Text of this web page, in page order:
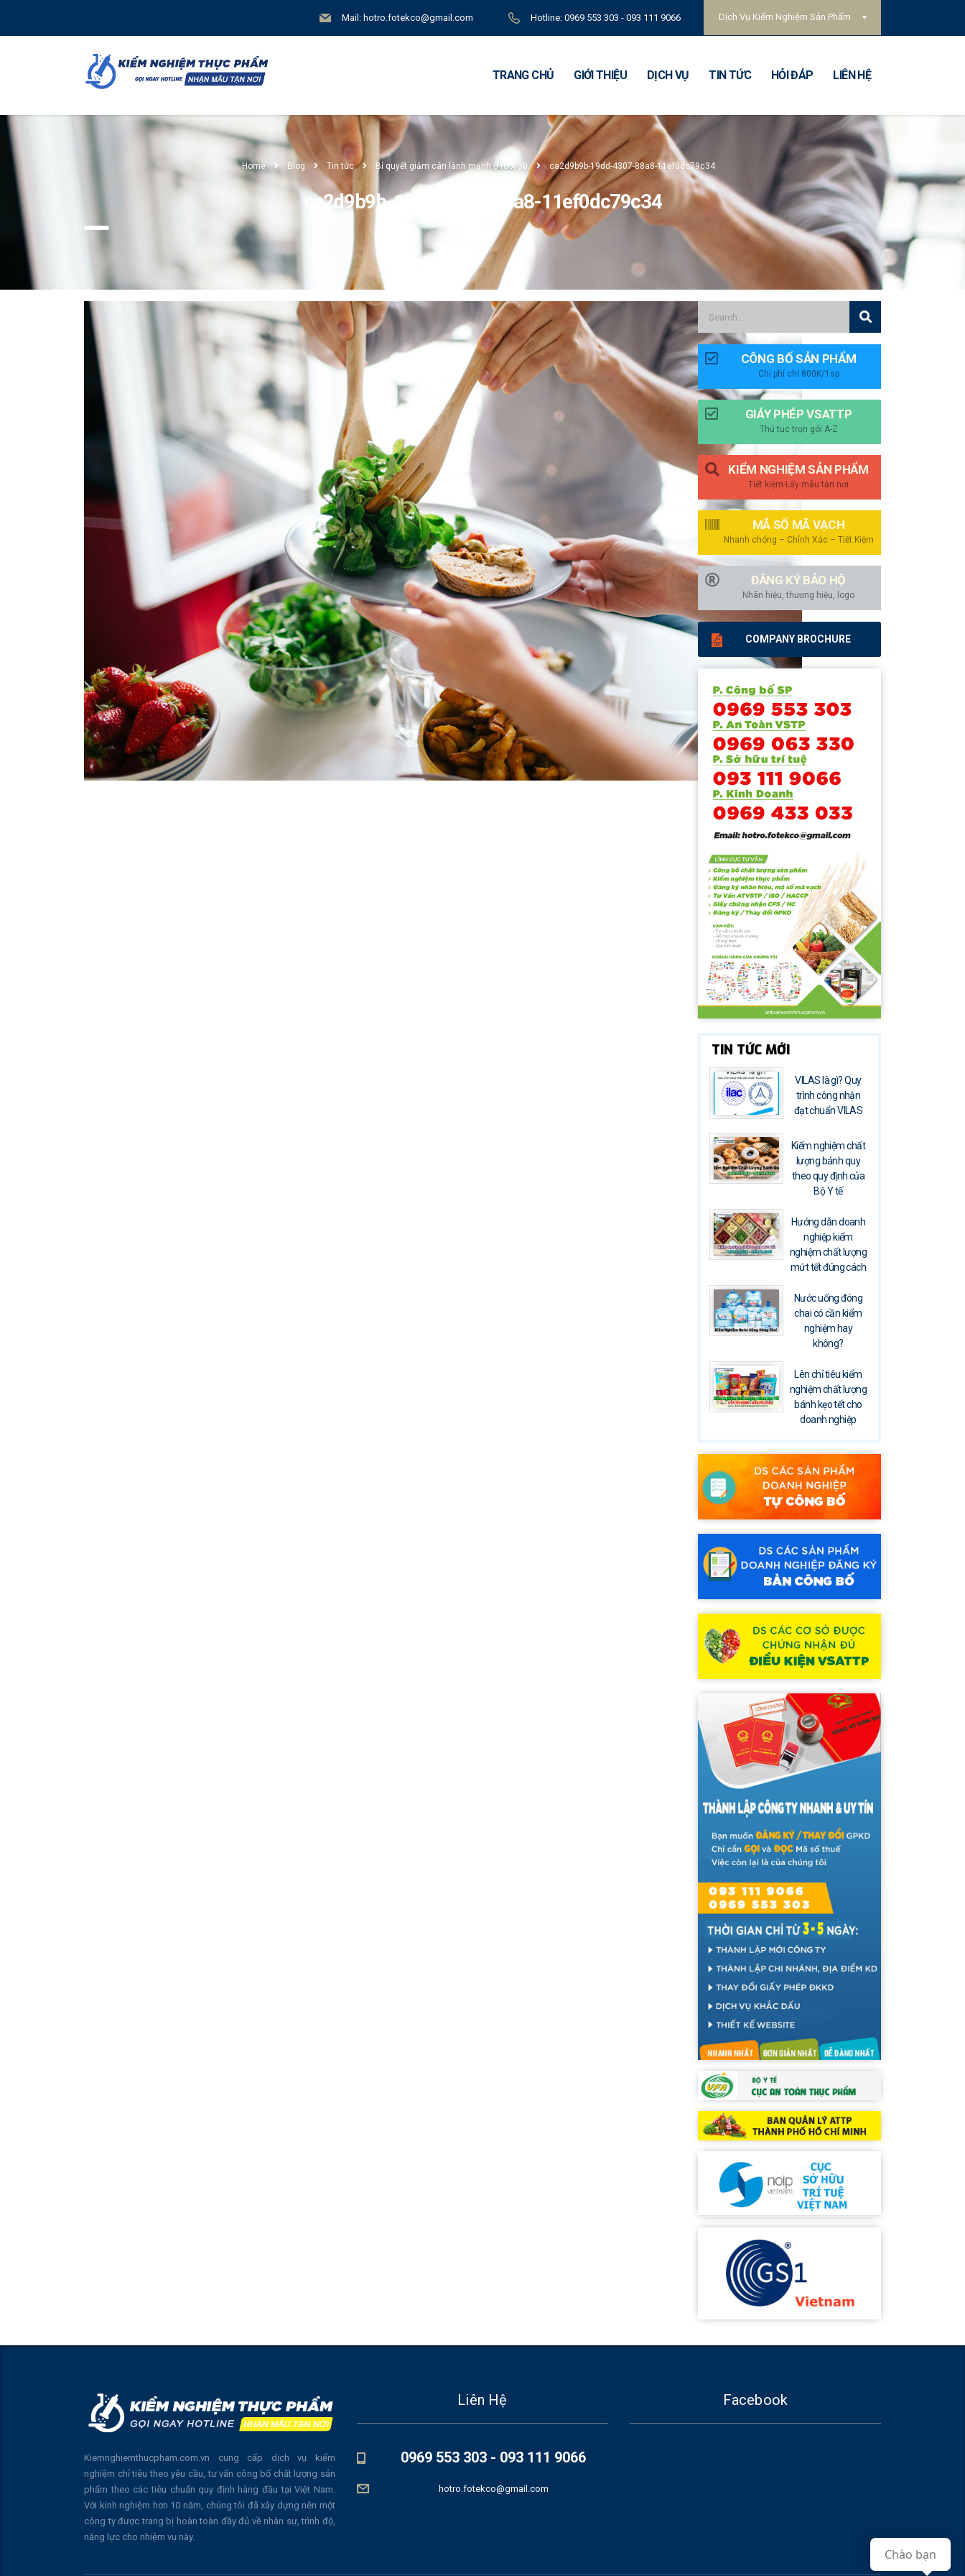
Dịch Vụ Kiểm Nghiệm Sản Phẩm
Mail: hotro.fotekco@gmail.com Hotline: 0969 553 303 - 093 111 9066
TRANG CHỦ GIỚI THIỆU DỊCH VỤ TIN TỨC HỎI ĐÁP LIÊN HỆ
Home Blog Tin tức Bí quyết giảm cân lành mạnh ở tuổi 30 ca2d9b9b-19dd-4307-88a8-11ef0dc79c34
ca2d9b9b-19dd-4307-88a8-11ef0dc79c34
CÔNG BỐ SẢN PHẨM
Chi phí chỉ 800K/1sp
GIÁY PHÉP VSATTP
Thủ tục trọn gói A-Z
KIỂM NGHIỆM SẢN PHẨM
Tiết kiệm-Lấy mẫu tận nơi
MÃ SỐ MÃ VẠCH
Nhanh chóng – Chính Xác – Tiết Kiệm
ĐĂNG KÝ BẢO HỘ
Nhãn hiệu, thương hiệu, logo
COMPANY BROCHURE
TIN TỨC MỚI
VILAS là gì? Quy
trình công nhận
đạt chuẩn VILAS
Kiểm nghiệm chất
lượng bánh quy
theo quy định của
Bộ Y tế
Hướng dẫn doanh
nghiệp kiểm
nghiệm chất lượng
mứt tết đúng cách
Nước uống đóng
chai có cần kiểm
nghiệm hay
không?
Lên chỉ tiêu kiểm
nghiệm chất lượng
bánh kẹo tết cho
doanh nghiệp
Kiemnghiemthucpham.com.vn cung cấp dịch vụ kiểm
nghiệm chỉ tiêu theo yêu cầu, tư vấn công bố chất lượng sản
phẩm theo các tiêu chuẩn quy định hàng đầu tại Việt Nam.
Với kinh nghiệm hơn 10 năm, chúng tôi đã xây dựng nên một
công ty được trang bị hoàn toàn đầy đủ về nhân sự, trình độ,
năng lực cho nhiệm vụ này.
Liên Hệ
0969 553 303 - 093 111 9066
hotro.fotekco@gmail.com
Facebook
Chào bạn